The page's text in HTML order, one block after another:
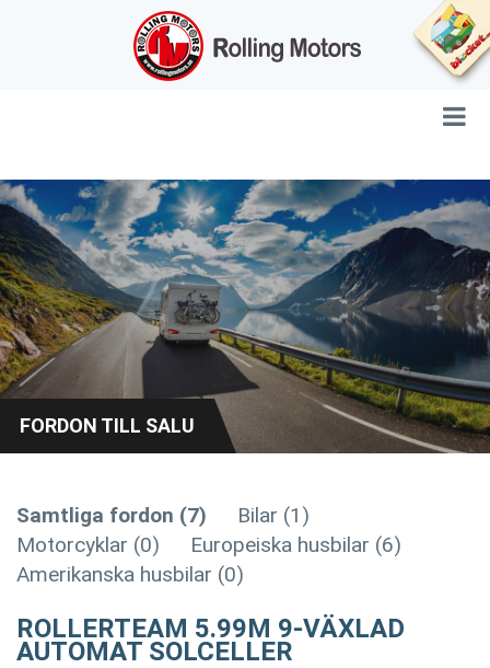
FORDON TILL SALU
Samtliga fordon (7)
Bilar (1)
Motorcyklar (0)
Europeiska husbilar (6)
Amerikanska husbilar (0)
ROLLERTEAM 5.99M 9-VÄXLAD
AUTOMAT SOLCELLER